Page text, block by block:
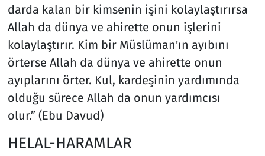
darda kalan bir kimsenin işini kolaylaştırırsa
Allah da dünya ve ahirette onun işlerini
kolaylaştırır. Kim bir Müslüman'ın ayıbını
örterse Allah da dünya ve ahirette onun
ayıplarını örter. Kul, kardeşinin yardımında
olduğu sürece Allah da onun yardımcısı
olur.” (Ebu Davud)
HELAL-HARAMLAR